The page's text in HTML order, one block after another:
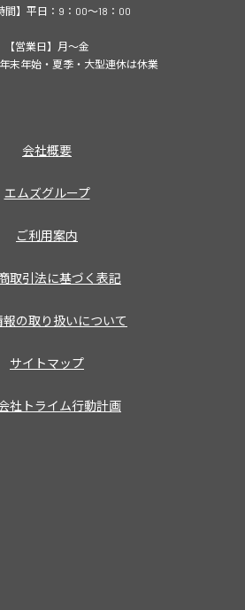
間】平日：9：00～18：00
【営業日】月～金
末年始・夏季・大型連休は休業
会社概要
エムズグループ
ご利用案内
取引法に基づく表記
報の取り扱いについて
サイトマップ
社トライム行動計画